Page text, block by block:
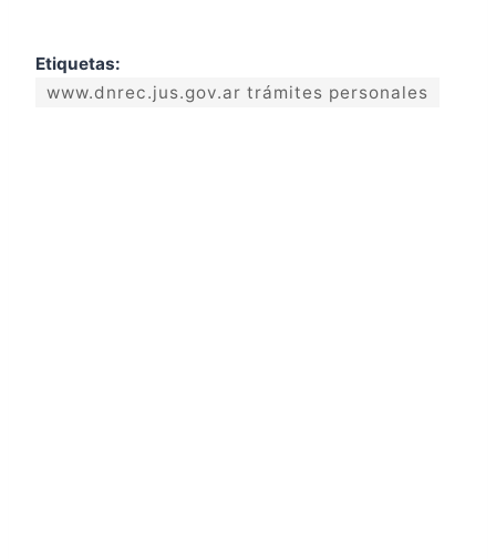
Etiquetas:
www.dnrec.jus.gov.ar trámites personales